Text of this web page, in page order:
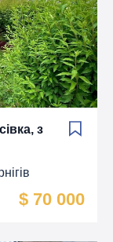
з
$ 70 000